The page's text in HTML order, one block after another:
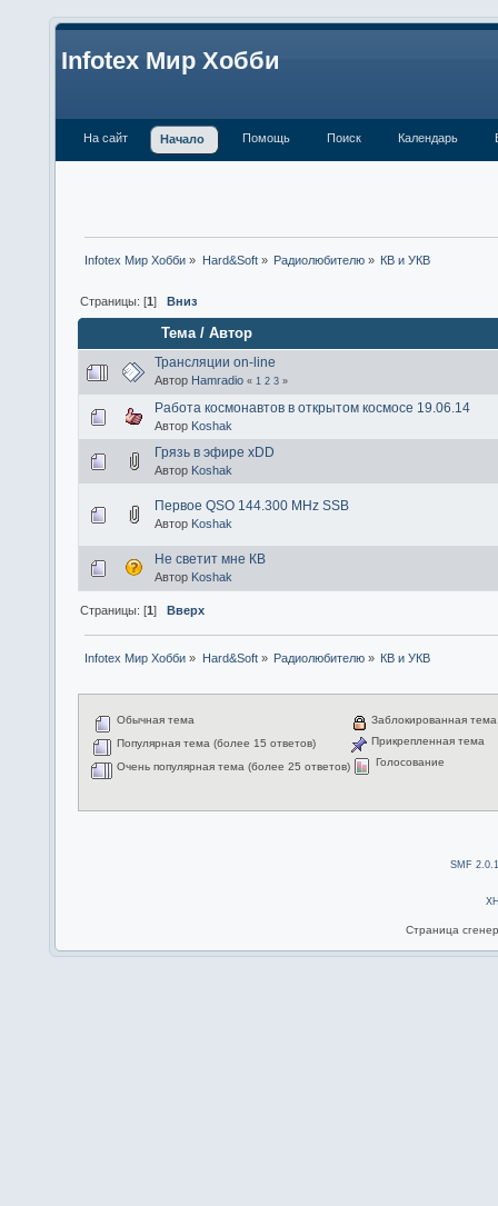
Infotex Мир Хобби
На сайт Начало Помощь Поиск Календарь
Infotex Мир Хобби » Hard&Soft» Радиолюбителю» КВ и УКВ
Страницы: [1]Вниз
Тема/Автор
Трансляции on-line
Автор Hamradio « 1 2 3 »
Работа космонавтов в открытом космосе 19.06.14
Автор Koshak
Грязь в эфире xDD
Автор Koshak
Первое QSO 144.300 MHz SSB
Автор Koshak
Не светит мне КВ
Автор Koshak
Страницы: [1] Вверх
Infotex Мир Хобби » Hard&Soft» Радиолюбителю» КВ и УКВ
Обычная тема
Популярная тема (более 15 ответов)
Очень популярная тема (более 25 ответов)
Заблокированная тема
Прикрепленная тема
Голосование
SMF
Страница